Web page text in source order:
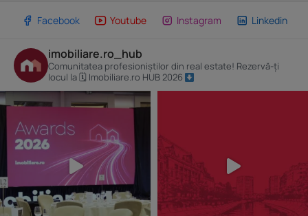
Facebook Youtube Instagram Linkedin
imobiliare.ro_hub
Comunitatea profesioniștilor din real estate! Rezervă-ți
locul la 🗓 Imobiliare.ro HUB 2026